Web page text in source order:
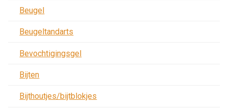
Beugel
Beugeltandarts
Bevochtigingsgel
Bijten
Bijthoutjes/bijtblokjes